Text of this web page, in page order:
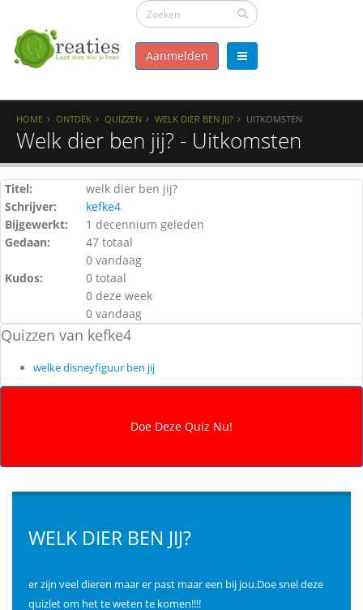
Aanmelden
HOME ONTDEK QUIZZEN WELK DIER BEN JIJ? UITKOMSTEN
Welk dier ben jij? - Uitkomsten
Titel:
welk dier ben jij?
Schrijver:
kefke4
Bijgewerkt:
1 decennium geleden
Gedaan:
47 totaal
0 vandaag
Kudos:
0 totaal
0 deze week
0 vandaag
Quizzen van kefke4
welke disneyfiguur ben jij
WELK DIER BEN JIJ?
er zijn veel dieren maar er past maar een bij jou.Doe snel deze
quizlet om het te weten te komen!!!!